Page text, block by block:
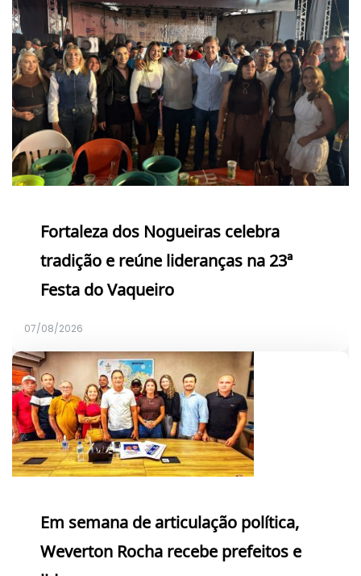
Fortaleza dos Nogueiras celebra
tradição e reúne lideranças na 23ª
Festa do Vaqueiro
07/08/2026
Em semana de articulação política,
Weverton Rocha recebe prefeitos e